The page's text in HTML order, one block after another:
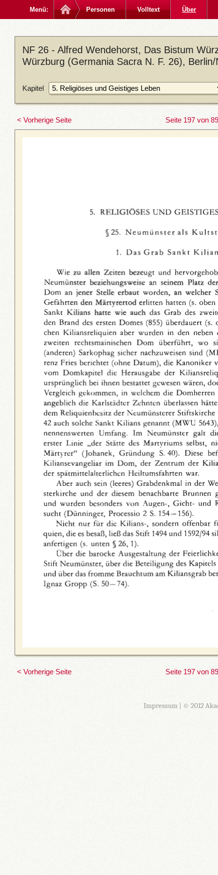
Menü: Personen Volltext Über
NF 26 - Alfred Wendehorst, Das Bistum
Würzburg (Germania Sacra N. F. 26), Berlin/
Kapitel
< Vorherige Seite Seite 197 von
< Vorherige Seite Seite 197 von
Impressum| © 2012